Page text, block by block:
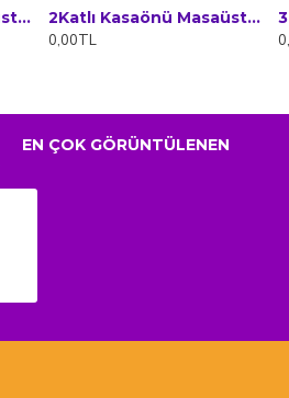
2Katlı Kasaönü Masaüstü Ahşap Pet Stand
2Katlı Kasaönü Masaüstü Ahşap Stand
0,00TL
EN ÇOK GÖRÜNTÜLENEN